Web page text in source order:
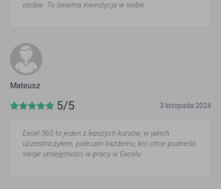
osobie. To świetna inwestycja w siebie.
Mateusz
5/5 3 listopada 2024
Excel 365 to jeden z lepszych kursów, w jakich
uczestniczyłem, polecam każdemu, kto chce podnieść
swoje umiejętności w pracy w Excelu.